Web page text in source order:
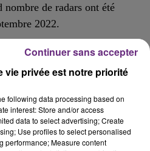
de radars ont été
2022.
vie privée est notre priorité
following data processing based on
interest: Store and/or access
data to select advertising; Create
Use profiles to select personalised
performance; Measure content
Continuer sans accepter